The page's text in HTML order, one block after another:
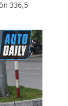
336,5